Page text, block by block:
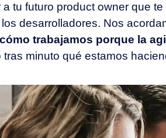
tu futuro product owner que
desarrolladores. Nos
trabajamos porque la
minuto qué estamos